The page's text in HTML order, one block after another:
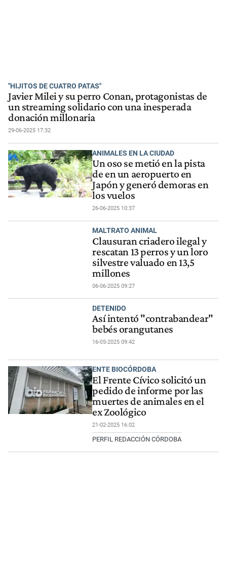
"HIJITOS DE CUATRO PATAS"
Javier Milei y su perro Conan, protagonistas de
un streaming solidario con una inesperada
donación millonaria
29-06-2025 17:32
ANIMALES EN LA CIUDAD
Un oso se metió en la pista
de en un aeropuerto en
Japón y generó demoras en
los vuelos
26-06-2025 10:37
MALTRATO ANIMAL
Clausuran criadero ilegal y
rescatan 13 perros y un loro
silvestre valuado en 13,5
millones
06-06-2025 09:27
DETENIDO
Así intentó "contrabandear"
bebés orangutanes
16-05-2025 09:42
ENTE BIOCÓRDOBA
El Frente Cívico solicitó un
pedido de informe por las
muertes de animales en el
ex Zoológico
21-02-2025 16:02
PERFIL REDACCIÓN CÓRDOBA